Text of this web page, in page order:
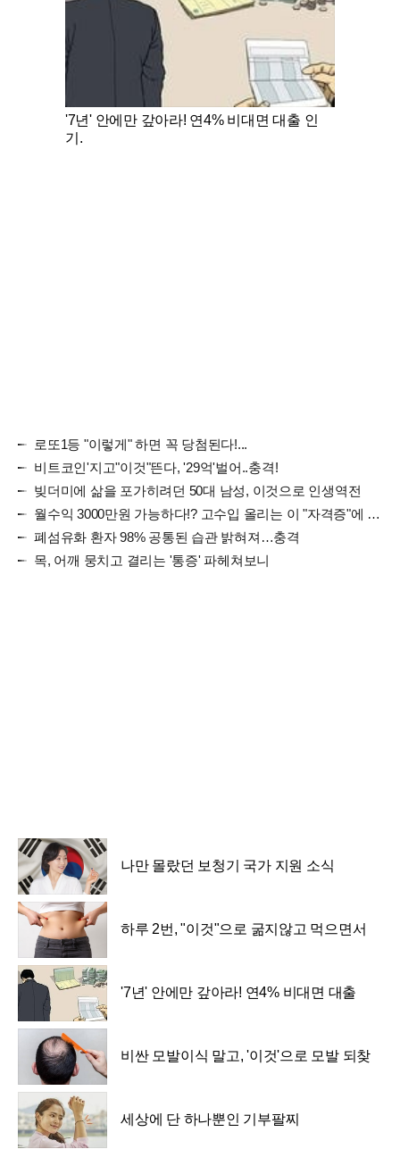
'7년' 안에만 갚아라! 연4% 비대면 대출 인
기.
로또1등 "이렇게" 하면 꼭 당첨된다!...
비트코인'지고"이것"뜬다, '29억'벌어..충격!
빚더미에 삶을 포가히려던 50대 남성, 이것으로 인생역전
월수익 3000만원 가능하다!? 고수입 올리는 이 "자격증"에 몰리는 이유 알고보니…
폐섬유화 환자 98% 공통된 습관 밝혀져…충격
목, 어깨 뭉치고 결리는 '통증' 파헤쳐보니
나만 몰랐던 보청기 국가 지원 소식
하루 2번, "이것"으로 굶지않고 먹으면서
'7년' 안에만 갚아라! 연4% 비대면 대출
비싼 모발이식 말고, '이것'으로 모발 되찾
세상에 단 하나뿐인 기부팔찌